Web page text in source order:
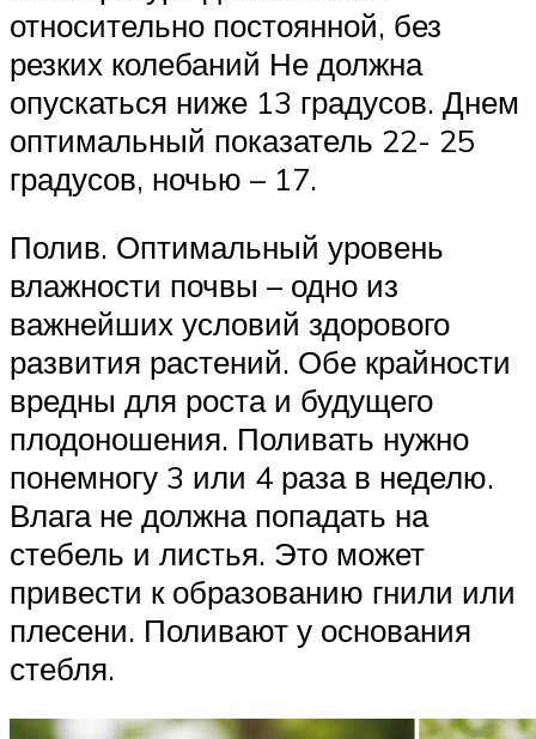
относительно постоянной, без
резких колебаний Не должна
опускаться ниже 13 градусов. Днем
оптимальный показатель 22- 25
градусов, ночью – 17.
Полив. Оптимальный уровень
влажности почвы – одно из
важнейших условий здорового
развития растений. Обе крайности
вредны для роста и будущего
плодоношения. Поливать нужно
понемногу 3 или 4 раза в неделю.
Влага не должна попадать на
стебель и листья. Это может
привести к образованию гнили или
плесени. Поливают у основания
стебля.